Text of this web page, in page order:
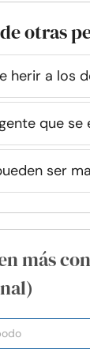
otras
herir a los
que
ser
más